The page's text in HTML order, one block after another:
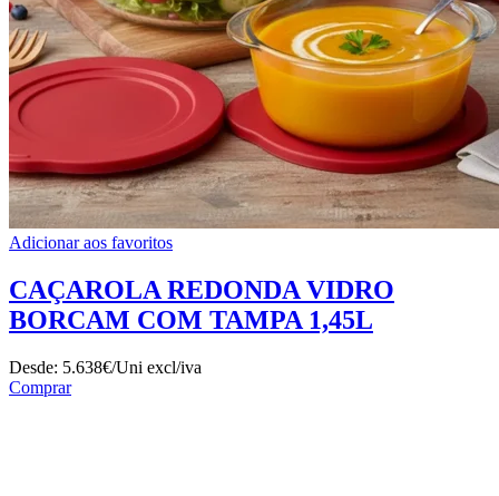
Adicionar aos favoritos
CAÇAROLA REDONDA VIDRO
BORCAM COM TAMPA 1,45L
Desde: 5.638€/Uni excl/iva
Comprar